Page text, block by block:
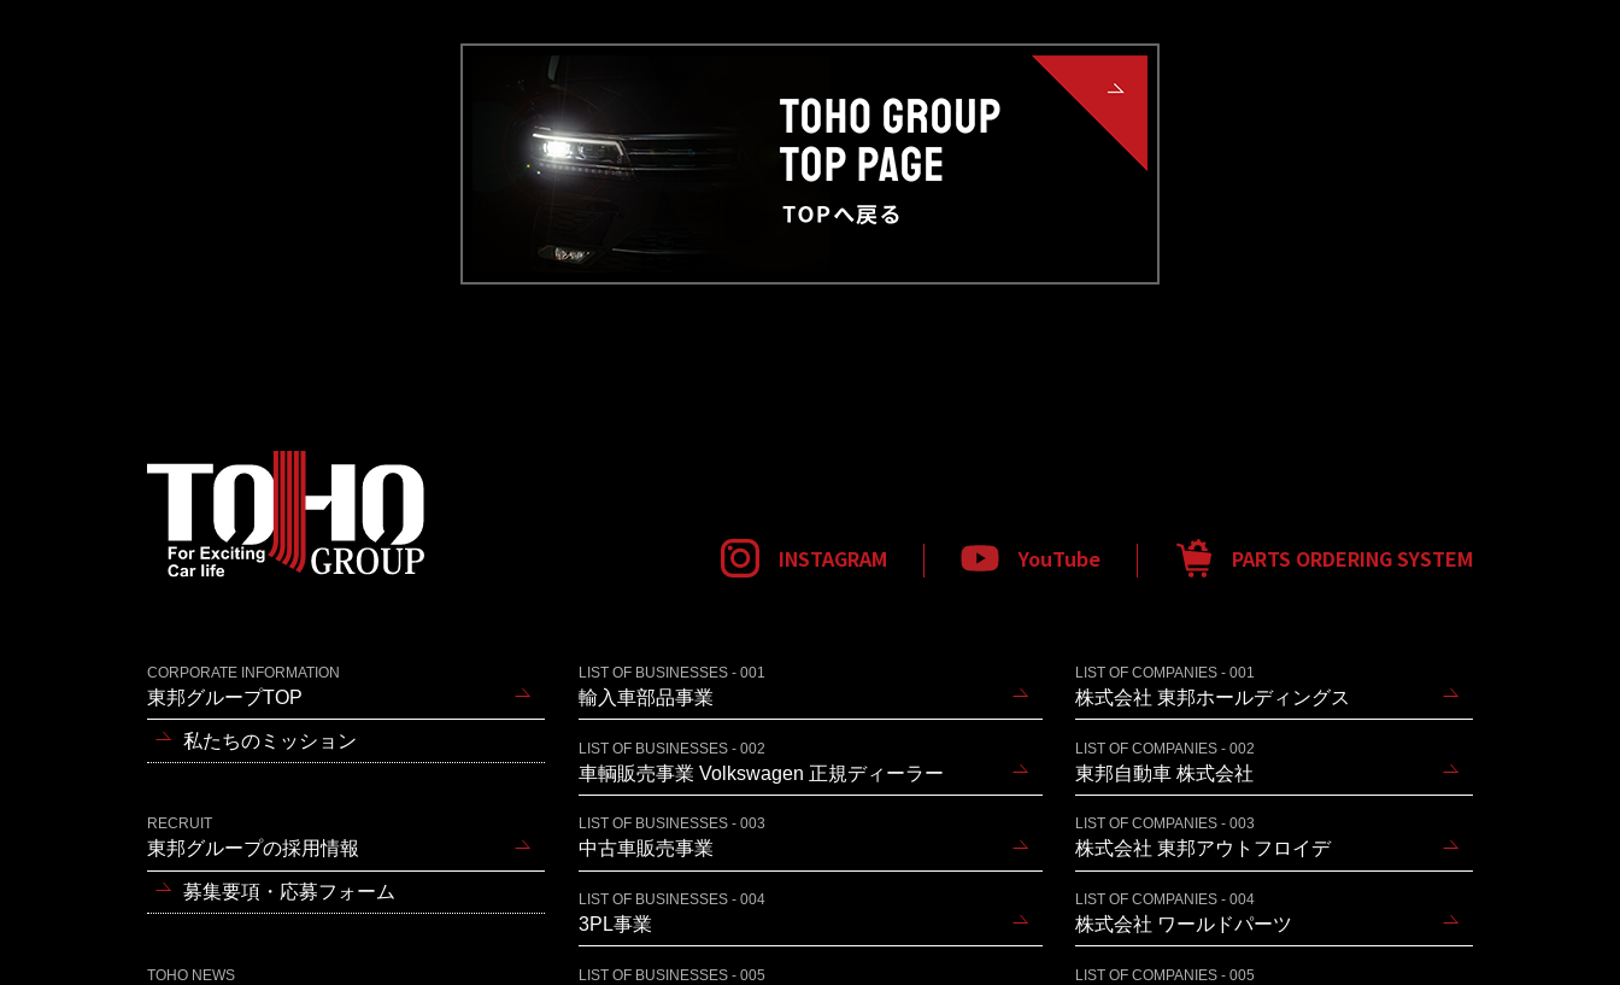
INSTAGRAM YouTube PARTS ORDERING SYSTEM
CORPORATE INFORMATION
東邦グループTOP
私たちのミッション
RECRUIT
東邦グループの採用情報
募集要項・応募フォーム
TOHO NEWS
LIST OF BUSINESSES - 001
輸入車部品事業
LIST OF BUSINESSES - 002
車輌販売事業 Volkswagen 正規ディーラー
LIST OF BUSINESSES - 003
中古車販売事業
LIST OF BUSINESSES - 004
3PL事業
LIST OF BUSINESSES - 005
LIST OF COMPANIES - 001
株式会社 東邦ホールディングス
LIST OF COMPANIES - 002
東邦自動車 株式会社
LIST OF COMPANIES - 003
株式会社 東邦アウトフロイデ
LIST OF COMPANIES - 004
株式会社 ワールドパーツ
LIST OF COMPANIES - 005